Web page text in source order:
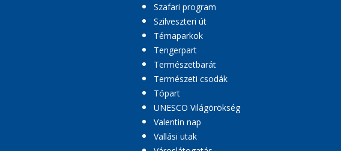
Szafari program
Szilveszteri út
Témaparkok
Tengerpart
Természetbarát
Természeti csodák
Tópart
UNESCO Világörökség
Valentin nap
Vallási utak